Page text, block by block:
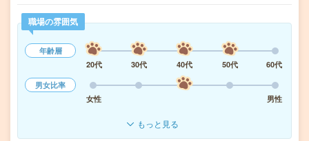
職場の雰囲気
年齢層
20代
30代 40代 50代
60代
男女比率
女性
男性
もっと見る